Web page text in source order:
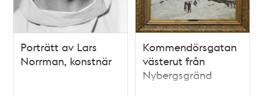
Porträtt av Lars
Norrman, konstnär
Kommendörsgatan
västerut från
Nybergsgränd